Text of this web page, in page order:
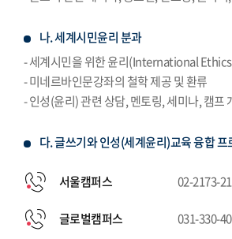
나. 세계시민윤리 분과
- 세계시민을 위한 윤리(International
- 미네르바인문강좌의 철학 제공 및 환류
- 인성(윤리) 관련 상담, 멘토링, 세미나, 캠프
다. 글쓰기와 인성(세계윤리)교육 융합
서울캠퍼스 02-2173-
글로벌캠퍼스 031-330-